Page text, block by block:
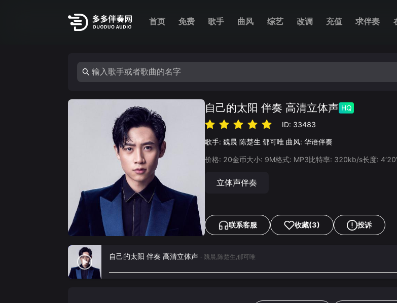
首页 免费 歌手 曲风 综艺 改调 充值 求伴奏
自己的太阳 伴奏 高清立体声 HQ
ID: 33483
歌手: 魏晨 陈楚生 郁可唯 曲风: 华语伴奏
价格: 20金币大小: 9M格式: MP3比特率: 320kb/s长度:
立体声伴奏
联系客服 收藏(3) 投诉
自己的太阳 伴奏 高清立体声 - 魏晨,陈楚生,郁可唯